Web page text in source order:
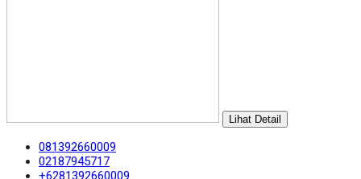
Lihat Detail
081392660009
02187945717
+6281392660009